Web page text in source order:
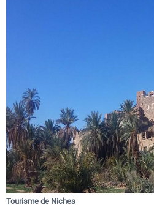
Tourisme de Niches